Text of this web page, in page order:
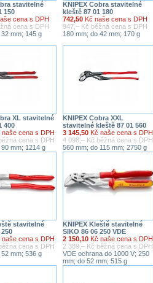
stavitelné
150
cena s DPH
cena s DPH
mm; 145 g
KNIPEX Cobra stavitelné
kleště 87 01 180
742,50 Kč naše cena s DPH
947,– Kč běžná cena s DPH
180 mm; do 42 mm; 170 g
XL stavitelné
400
naše cena s DPH
cena s DPH
mm; 1214 g
KNIPEX Cobra XXL
stavitelné kleště 87 01 560
3 145,50 Kč naše cena s DPH
4 098,– Kč běžná cena s DPH
560 mm; do 115 mm; 2750 g
stavitelné
naše cena s DPH
cena s DPH
mm; 536 g
KNIPEX Kleště stavitelné
SIKO 86 06 250 VDE
2 150,10 Kč naše cena s DPH
2 389,– Kč běžná cena s DPH
VDE ochrana do 1000 V; 250
mm; do 52 mm; 515 g